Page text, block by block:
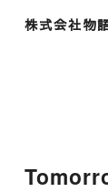
株式会社物